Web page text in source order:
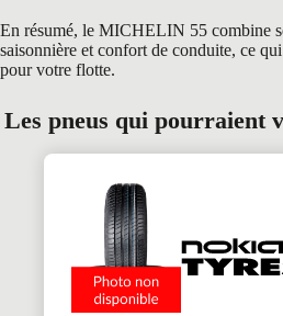
En résumé, le MICHELIN 55 combine
saisonnière et confort de conduite, ce
pour votre flotte.
Les pneus qui pourraient